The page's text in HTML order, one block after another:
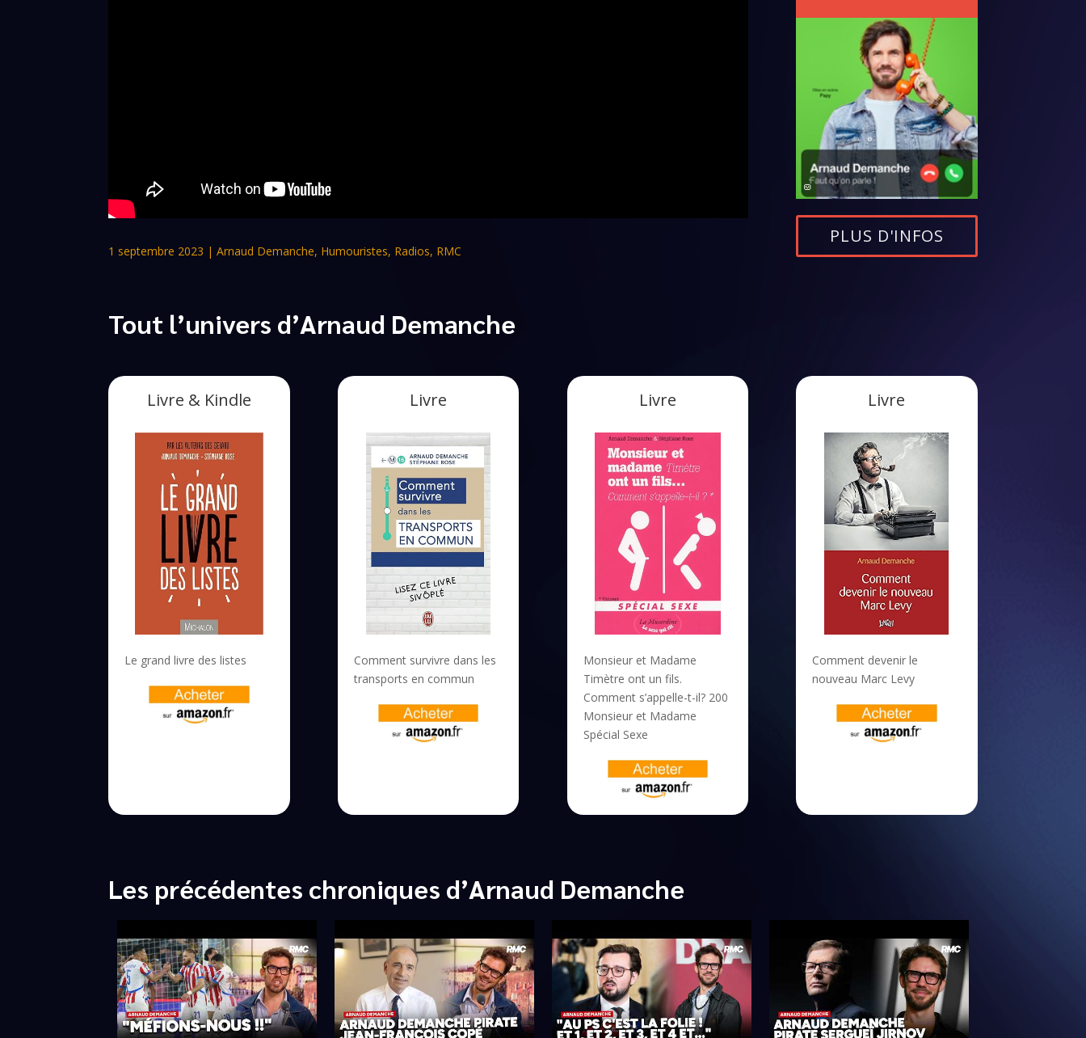
1 septembre 2023 |Arnaud Demanche, Humouristes, Radios, RMC
PLUS D'INFOS
Tout l’univers d’Arnaud Demanche
Livre & Kindle
Le grand livre des listes
Livre
Comment survivre dans les
transports en commun
Livre
Monsieur et Madame
Timètre ont un fils.
Comment s’appelle-t-il? 200
Monsieur et Madame
Spécial Sexe
Livre
Comment devenir le
nouveau Marc Levy
Les précédentes chroniques d’Arnaud Demanche